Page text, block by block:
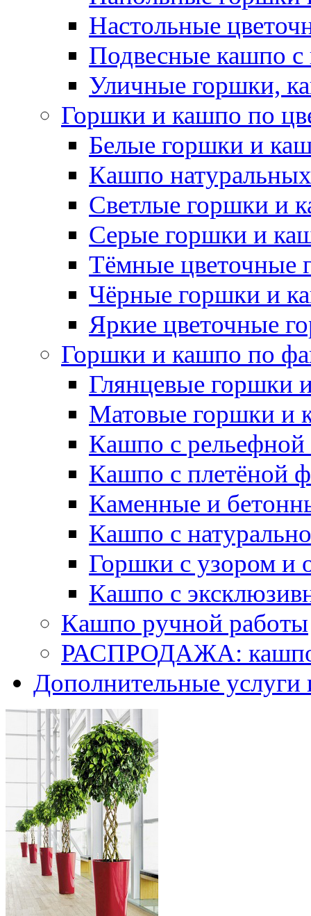
Настольные
Подвесные кашпо с
Уличные горшки,
Горшки и кашпо по
Белые горшки и
Кашпо
Светлые горшки и
Серые горшки и
Тёмные цветочные
Чёрные горшки и
Яркие цветочные
Горшки и кашпо по
Глянцевые горшки
Матовые горшки и
Кашпо с рельефной
Кашпо с плетёной
Каменные и
Кашпо с
Горшки с узором и
Кашпо с
Кашпо ручной работы
РАСПРОДАЖА: кашпо
Дополнительные услуги